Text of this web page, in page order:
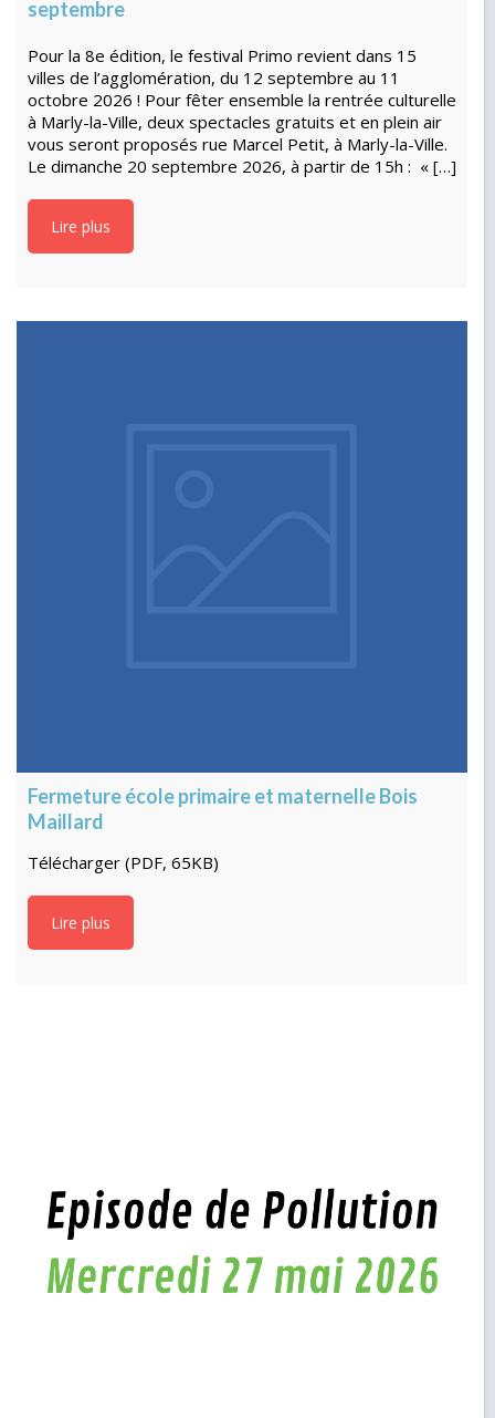
septembre
Pour la 8e édition, le festival Primo revient dans 15
villes de l’agglomération, du 12 septembre au 11
octobre 2026 ! Pour fêter ensemble la rentrée culturelle
à Marly-la-Ville, deux spectacles gratuits et en plein air
vous seront proposés rue Marcel Petit, à Marly-la-Ville.
Le dimanche 20 septembre 2026, à partir de 15h : « […]
Lire plus
Fermeture école primaire et maternelle Bois
Maillard
Télécharger (PDF, 65KB)
Lire plus